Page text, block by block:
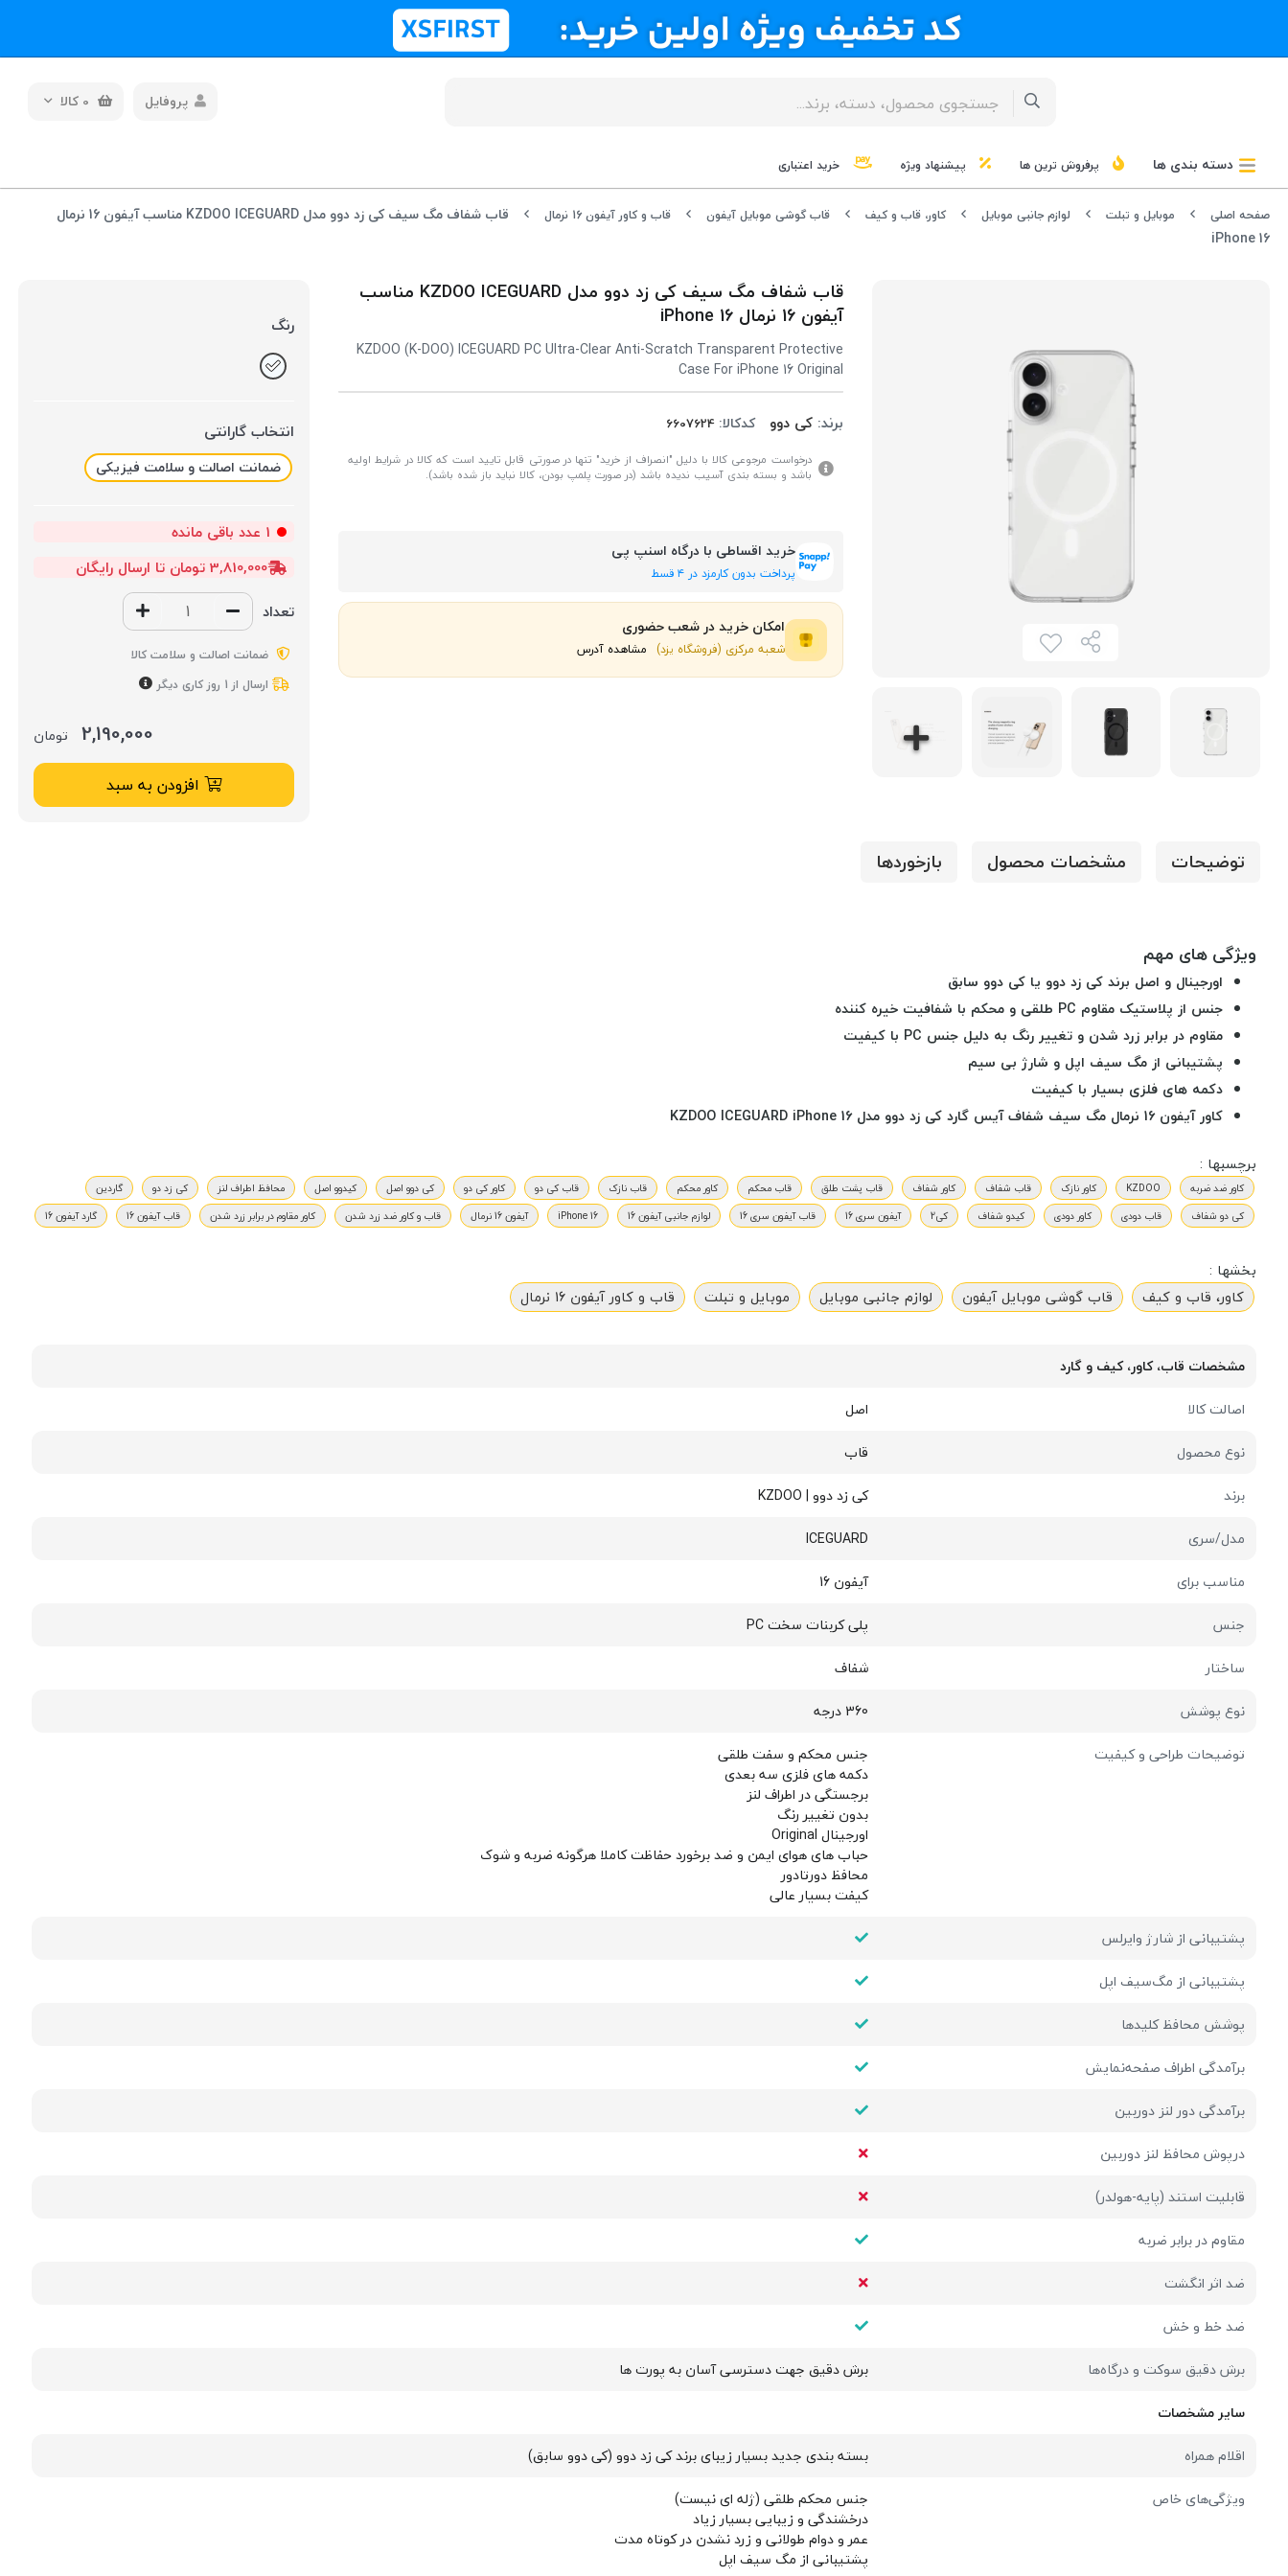
0 کالا پروفایل
دسته بندی ها پرفروش ترین ها پیشنهاد ویژه خرید اعتباری
صفحه اصلی موبایل و تبلت لوازم جانبی موبایل کاور، قاب و کیف قاب گوشی موبایل آیفون قاب و کاور آیفون 16 نرمال
قاب شفاف مگ سیف کی‌ زد دوو مدل KZDOO ICEGUARD مناسب آیفون 16 نرمال
iPhone 16
قاب شفاف مگ سیف کی‌ زد دوو مدل KZDOO ICEGUARD مناسب
آیفون 16 نرمال iPhone 16
KZDOO (K-DOO) ICEGUARD PC Ultra-Clear Anti-Scratch Transparent Protective
Case For iPhone 16 Original
برند:کی دوو کدکالا:
درخواست مرجوعی کالا با دلیل "انصراف از خرید" تنها در صورتی قابل تایید است که کالا در شرایط اولیه
باشد و بسته بندی آسیب ندیده باشد (در صورت پلمپ بودن، کالا نباید باز شده باشد).
خرید اقساطی با درگاه اسنپ پی
پرداخت بدون کارمزد در ۴ قسط
امکان خرید در شعب حضوری
شعبه مرکزی (فروشگاه یزد) مشاهده آدرس
رنگ
انتخاب گارانتی
ضمانت اصالت و سلامت فیزیکی
1 عدد باقی مانده
3,810,000 تومان تا ارسال رایگان
تعداد
ضمانت اصالت و سلامت کالا
ارسال از 1 روز کاری دیگر
2,190,000 تومان
افزودن به سبد
توضیحات مشخصات محصول بازخوردها
ویژگی های مهم
اورجینال و اصل برند کی زد دوو یا کی دوو سابق
جنس از پلاستیک مقاوم PC طلقی و محکم با شفافیت خیره کننده
مقاوم در برابر زرد شدن و تغییر رنگ به دلیل جنس PC با کیفیت
پشتیبانی از مگ سیف اپل و شارژ بی سیم
دکمه های فلزی بسیار با کیفیت
کاور آیفون 16 نرمال مگ سیف شفاف آیس گارد کی‌ زد دوو مدل KZDOO ICEGUARD iPhone 16
برچسبها :
کاور ضد ضربه KZDOO کاور نازک قاب شفاف کاور شفاف قاب پشت طلق قاب محکم کاور محکم قاب نازک قاب کی دو کاور کی دو کی دوو اصل کیدوو اصل محافظ اطراف لنز کی زد دو
گاردین
کی دو شفاف
قاب دودی کاور دودی کیدو شفاف کی2 آیفون سری 16 قاب آیفون سری 16 لوازم جانبی آیفون 16 iPhone 16 آیفون 16 نرمال قاب و کاور ضد زرد شدن کاور مقاوم در برابر زرد شدن قاب آیفون 16 گارد آیفون 16
بخشها :
کاور، قاب و کیف
قاب گوشی موبایل آیفون لوازم جانبی موبایل موبایل و تبلت قاب و کاور آیفون 16 نرمال
مشخصات قاب، کاور، کیف و گارد
اصالت کالا
اصل
نوع محصول
قاب
برند
کی زد دوو | KZDOO
مدل/سری
ICEGUARD
مناسب برای
آیفون 16
جنس
پلی کربنات سخت PC
ساختار
شفاف
نوع پوشش
360 درجه
توضیحات طراحی و کیفیت
جنس محکم و سفت طلقی
دکمه های فلزی سه بعدی
برجستگی در اطراف لنز
بدون تغییر رنگ
اورجینال Original
حباب های هوای ایمن و ضد برخورد حفاظت کاملا هرگونه ضربه و شوک
محافظ دورتادور
كيفت بسيار عالی
پشتیبانی از شارژ وایرلس
پشتیبانی از مگ‌سیف اپل
پوشش محافظ کلیدها
برآمدگی اطراف صفحه‌نمایش
برآمدگی دور لنز دوربین
درپوش محافظ لنز دوربین
قابلیت استند (پایه-هولدر)
مقاوم در برابر ضربه
ضد اثر انگشت
ضد خط و خش
برش دقیق سوکت و درگاه‌ها
برش دقیق جهت دسترسی آسان به پورت ها
سایر مشخصات
اقلام همراه
بسته بندی جدید بسیار زیبای برند کی زد دوو (کی دوو سابق)
ویژگی‌های خاص
جنس محکم طلقی (ژله ای نیست)
درخشندگی و زیبایی بسیار زیاد
عمر و دوام طولانی و زرد نشدن در کوتاه مدت
پشتیبانی از مگ سیف اپل